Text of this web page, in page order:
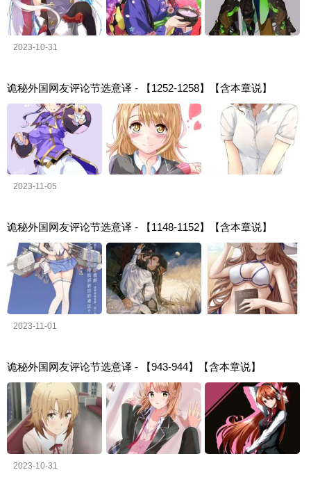
2023-10-31
诡秘外国网友评论节选意译 - 【1252-1258】【含本章说】
2023-11-05
诡秘外国网友评论节选意译 - 【1148-1152】【含本章说】
2023-11-01
诡秘外国网友评论节选意译 - 【943-944】【含本章说】
2023-10-31